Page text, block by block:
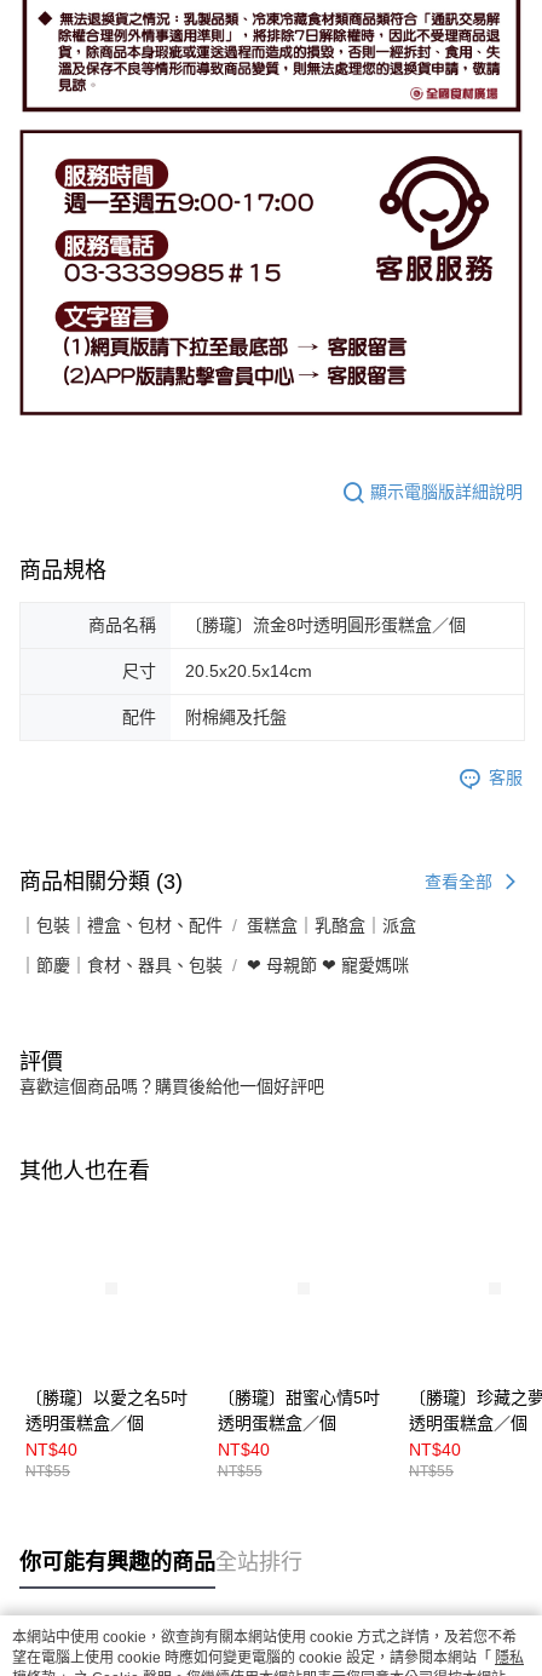
顯示電腦版詳細說明
商品規格
商品名稱 〔勝瓏〕流金8吋透明圓形蛋糕盒／個
尺寸 20.5x20.5x14cm
配件 附棉繩及托盤
客服
商品相關分類 (3) 查看全部
｜包裝｜禮盒、包材、配件 蛋糕盒｜乳酪盒｜派盒
｜節慶｜食材、器具、包裝 ❤ 母親節 ❤ 寵愛媽咪
評價
喜歡這個商品嗎？購買後給他一個好評吧
其他人也在看
〔勝瓏〕以愛之名5吋
透明蛋糕盒／個
NT$40
NT$55
〔勝瓏〕甜蜜心情5吋
透明蛋糕盒／個
NT$40
NT$55
〔勝瓏〕珍藏之
透明蛋糕盒／個
NT$40
NT$55
你可能有興趣的商品全站排行
熱門標籤
本網站中使用 cookie，欲查詢有關本網站使用 cookie 方式之詳情，及若您不希
望在電腦上使用 cookie 時應如何變更電腦的 cookie 設定，請參閱本網站「 隱私